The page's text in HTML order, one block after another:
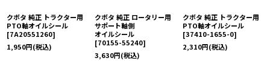
クボタ 純正 トラクター用
PTO軸オイルシール
[7A20551260]
1,950円(税込)
クボタ 純正 ロータリー用
サポート軸側
オイルシール
[70155-55240]
3,630円(税込)
クボタ 純正 トラクター用
PTO軸オイルシール
[37410-1655-0]
2,310円(税込)